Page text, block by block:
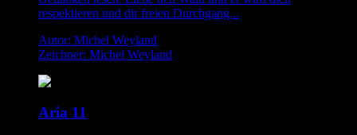
respektieren und dir freien Durchgang...
Autor: Michel Weyland
Zeichner: Michel Weyland
Aria 11